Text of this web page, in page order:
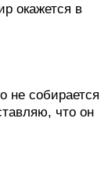
окажется в
не собирается
что он